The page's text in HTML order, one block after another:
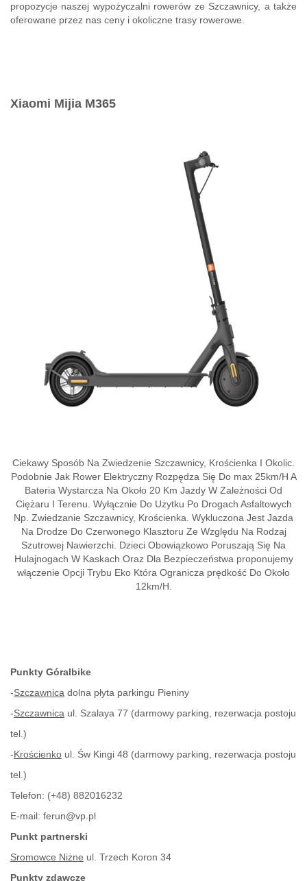
propozycje naszej wypożyczalni rowerów ze Szczawnicy, a także
oferowane przez nas ceny i okoliczne trasy rowerowe
Xiaomi Mijia M365
Ciekawy Sposób Na Zwiedzenie Szczawnicy, Krościenka I Okolic.
Podobnie Jak Rower Elektryczny Rozpędza Się Do max 25km/H A
Bateria Wystarcza Na Około 20 Km Jazdy W Zależności Od
Ciężaru I Terenu. Wyłącznie Do Użytku Po Drogach Asfaltowych
Np. Zwiedzanie Szczawnicy, Krościenka. Wykluczona Jest Jazda
Na Drodze Do Czerwonego Klasztoru Ze Względu Na Rodzaj
Szutrowej Nawierzchi. Dzieci Obowiązkowo Poruszają Się Na
Hulajnogach W Kaskach Oraz Dla Bezpieczeństwa proponujemy
włączenie Opcji Trybu Eko Która Ogranicza prędkość Do Około
12km/H.
Punkty Góralbike
-Szczawnica dolna płyta parkingu Pieniny
-Szczawnica ul. Szalaya 77 (darmowy parking, rezerwacja postoju
tel.)
-Krościenko ul. Św Kingi 48 (darmowy parking, rezerwacja postoju
tel.)
Telefon: (+48) 882016232
E-mail: ferun@vp.pl
Punkt partnerski
Sromowce Niżne ul. Trzech Koron 34
Punkty zdawcze